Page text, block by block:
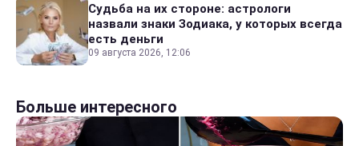
Судьба на их стороне: астрологи
назвали знаки Зодиака, у которых всегда
есть деньги
09 августа 2026, 12:06
Больше интересного